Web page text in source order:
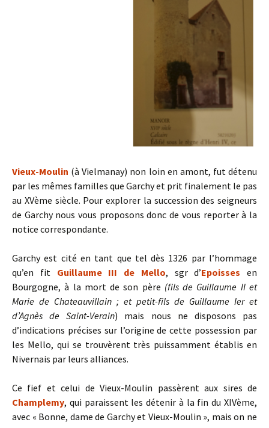
Vieux-Moulin (à Vielmanay) non loin en amont, fut détenu
par les mêmes familles que Garchy et prit finalement le pas
au XVème siècle. Pour explorer la succession des seigneurs
de Garchy nous vous proposons donc de vous reporter à la
notice correspondante.
Garchy est cité en tant que tel dès 1326 par l’hommage
qu’en fit Guillaume III de Mello, sgr d’Epoisses en
Bourgogne, à la mort de son père (fils de Guillaume II et
Marie de Chateauvillain ; et petit-fils de Guillaume Ier et
d’Agnès de Saint-Verain) mais nous ne disposons pas
d’indications précises sur l’origine de cette possession par
les Mello, qui se trouvèrent très puissamment établis en
Nivernais par leurs alliances.
Ce fief et celui de Vieux-Moulin passèrent aux sires de
Champlemy, qui paraissent les détenir à la fin du XIVème,
avec « Bonne, dame de Garchy et Vieux-Moulin », mais on ne